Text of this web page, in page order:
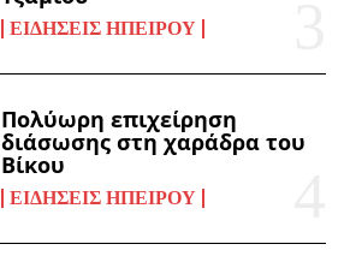
ΕΙΔΉΣΕΙΣ ΗΠΕΊΡΟΥ
Πολύωρη επιχείρηση
διάσωσης στη χαράδρα του
Βίκου
ΕΙΔΉΣΕΙΣ ΗΠΕΊΡΟΥ